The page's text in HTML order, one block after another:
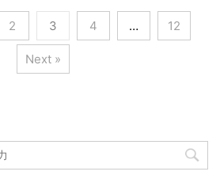
2 3 4 … 12
Next »